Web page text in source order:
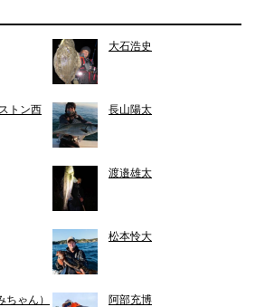
大石浩史
トン西
長山陽太
渡邉雄太
松本怜大
ゃん） 阿部充博